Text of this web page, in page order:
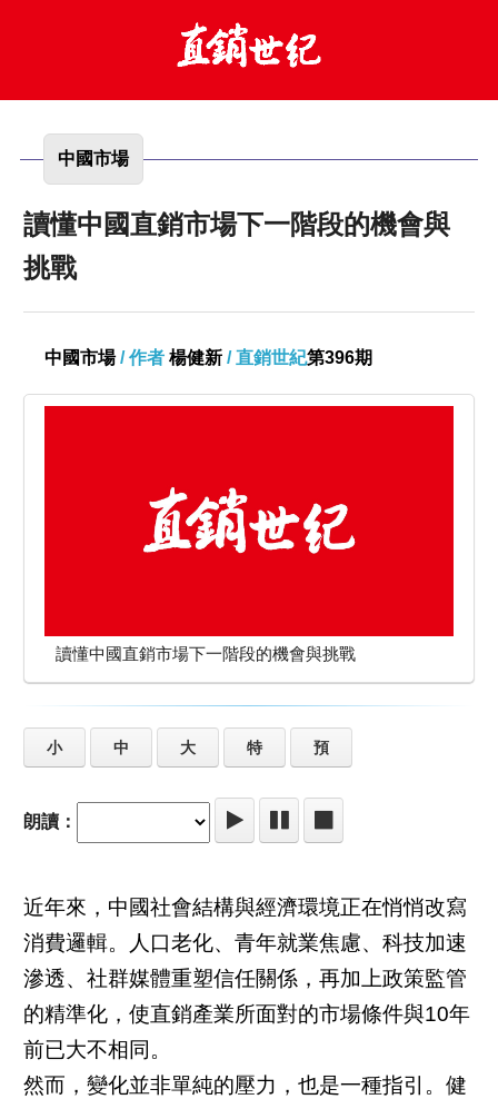
中國市場
讀懂中國直銷市場下一階段的機會與
挑戰
中國市場/ 作者 楊健新 / 直銷世紀第396期
讀懂中國直銷市場下一階段的機會與挑戰
小 中 大 特 預
朗讀：
近年來，中國社會結構與經濟環境正在悄悄改寫
消費邏輯。人口老化、青年就業焦慮、科技加速
滲透、社群媒體重塑信任關係，再加上政策監管
的精準化，使直銷產業所面對的市場條件與10年
前已大不相同。
然而，變化並非單純的壓力，也是一種指引。健